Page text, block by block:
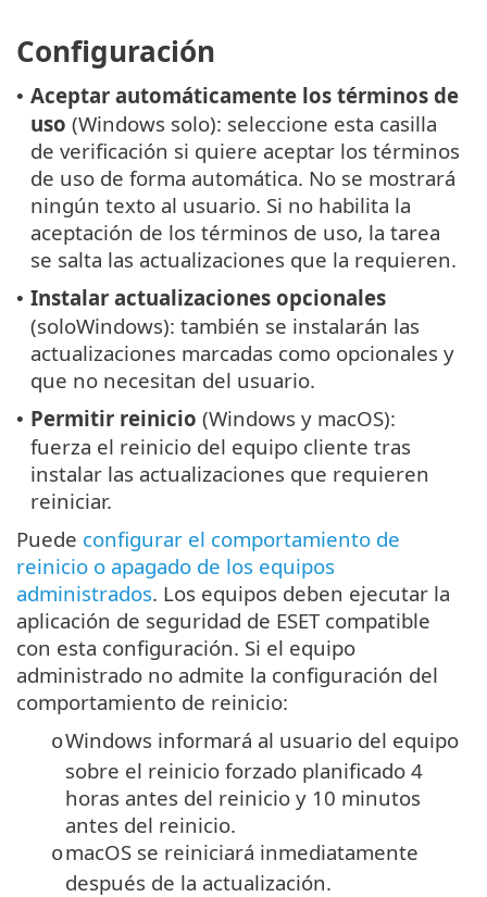
Configuración
• Aceptar automáticamente los términos de
uso (Windows solo): seleccione esta casilla
de verificación si quiere aceptar los términos
de uso de forma automática. No se mostrará
ningún texto al usuario. Si no habilita la
aceptación de los términos de uso, la tarea
se salta las actualizaciones que la requieren.
• Instalar actualizaciones opcionales
(soloWindows): también se instalarán las
actualizaciones marcadas como opcionales y
que no necesitan del usuario.
• Permitir reinicio (Windows y macOS):
fuerza el reinicio del equipo cliente tras
instalar las actualizaciones que requieren
reiniciar.
Puede configurar el comportamiento de
reinicio o apagado de los equipos
administrados. Los equipos deben ejecutar la
aplicación de seguridad de ESET compatible
con esta configuración. Si el equipo
administrado no admite la configuración del
comportamiento de reinicio:
oWindows informará al usuario del equipo
sobre el reinicio forzado planificado 4
horas antes del reinicio y 10 minutos
antes del reinicio.
omacOS se reiniciará inmediatamente
después de la actualización.